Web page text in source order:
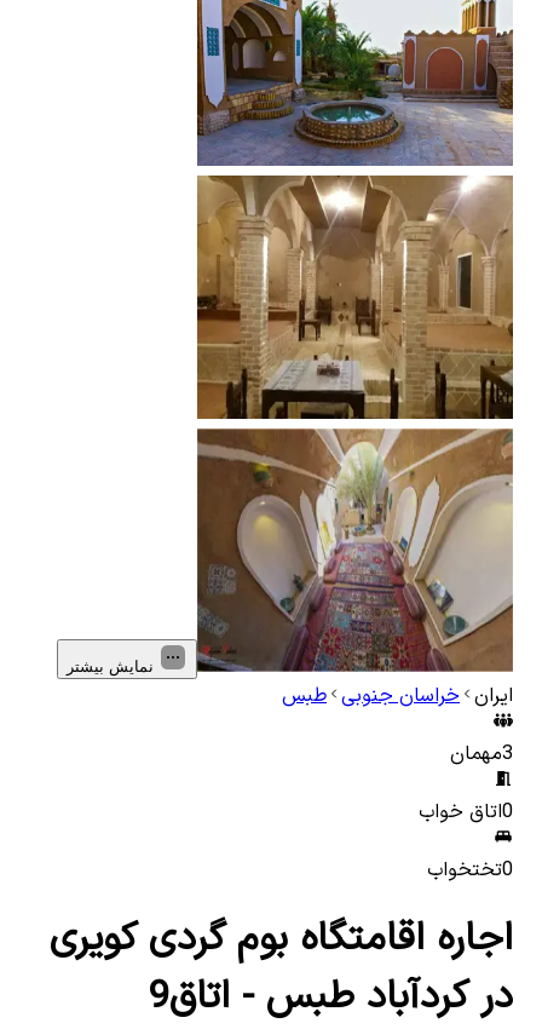
نمایش بیشتر
ایران خراسان جنوبی طبس
3مهمان
0اتاق خواب
0تختخواب
اجاره اقامتگاه بوم گردی کویری
در کردآباد طبس - اتاق9